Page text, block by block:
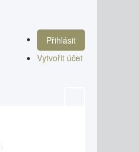
Přihlásit
Vytvořit účet